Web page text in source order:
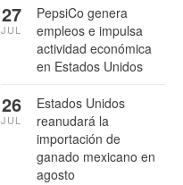
PepsiCo genera
empleos e impulsa
actividad económica
en Estados Unidos
27
JUL
Estados Unidos
reanudará la
importación de
ganado mexicano en
agosto
26
JUL